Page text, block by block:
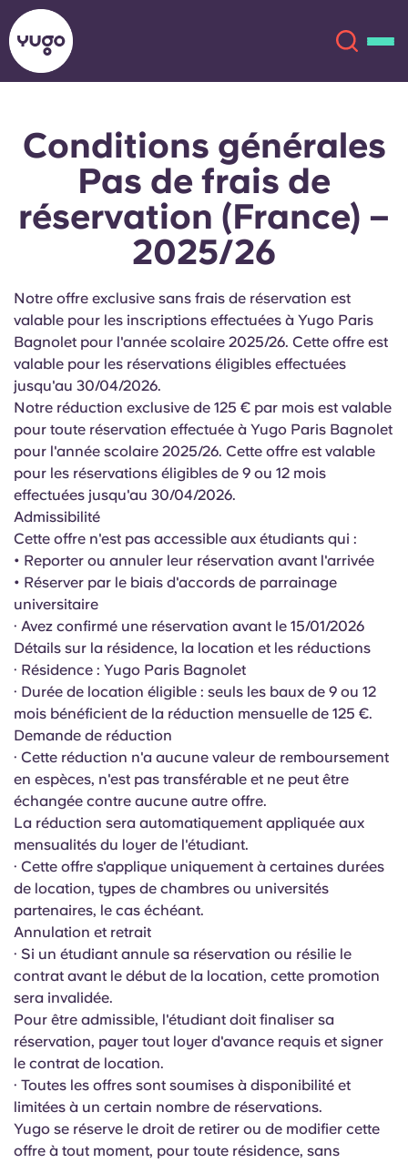
À propos
Compte
English (GB)
English (US)
Español
Català
Deutsch
Italian
French
Portuguese
Sélectionnez un pays
Sélectionnez une ville
Choisissez une résidence
Se connecter
Réservez maintenant
English (GB)
English (US)
Chinese Español
Català Deutsch
Italian French
Portuguese
Conditions générales
Pas de frais de
réservation (France) –
2025/26
Notre offre exclusive sans frais de réservation est
valable pour les inscriptions effectuées à Yugo Paris
Bagnolet pour l'année scolaire 2025/26. Cette offre est
valable pour les réservations éligibles effectuées
jusqu'au 30/04/2026.
Notre réduction exclusive de 125 € par mois est valable
pour toute réservation effectuée à Yugo Paris Bagnolet
pour l'année scolaire 2025/26. Cette offre est valable
pour les réservations éligibles de 9 ou 12 mois
effectuées jusqu'au 30/04/2026.
Admissibilité
Cette offre n'est pas accessible aux étudiants qui :
• Reporter ou annuler leur réservation avant l'arrivée
• Réserver par le biais d'accords de parrainage
universitaire
· Avez confirmé une réservation avant le 15/01/2026
Détails sur la résidence, la location et les réductions
· Résidence : Yugo Paris Bagnolet
· Durée de location éligible : seuls les baux de 9 ou 12
mois bénéficient de la réduction mensuelle de 125 €.
Demande de réduction
· Cette réduction n'a aucune valeur de remboursement
en espèces, n'est pas transférable et ne peut être
échangée contre aucune autre offre.
La réduction sera automatiquement appliquée aux
mensualités du loyer de l'étudiant.
· Cette offre s'applique uniquement à certaines durées
de location, types de chambres ou universités
partenaires, le cas échéant.
Annulation et retrait
· Si un étudiant annule sa réservation ou résilie le
contrat avant le début de la location, cette promotion
sera invalidée.
Pour être admissible, l'étudiant doit finaliser sa
réservation, payer tout loyer d'avance requis et signer
le contrat de location.
· Toutes les offres sont soumises à disponibilité et
limitées à un certain nombre de réservations.
Yugo se réserve le droit de retirer ou de modifier cette
offre à tout moment, pour toute résidence, sans